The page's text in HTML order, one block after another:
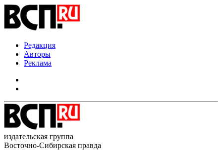
Редакция
Авторы
Реклама
издательская группа
Восточно-Сибирская правда